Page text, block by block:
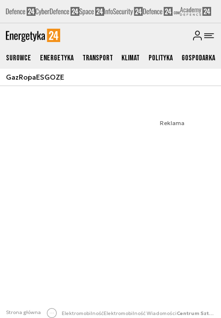
Surowce Energetyka Transport Klimat Polityka Gospodarka
GazRopaESGOZE
Reklama
Strona główna ElektromobilnośćElektromobilność Wiadomości Centrum Sztokholmu bez samochodów spalinowych? KE zablokowała decyzję miasta